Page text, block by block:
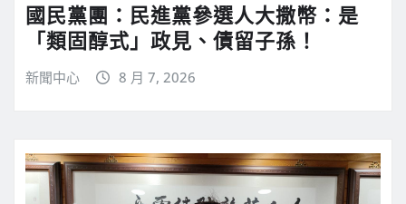
國民黨團：民進黨參選人大撒幣：是
「類固醇式」政見、債留子孫！
新聞中心 8 月 7, 2026